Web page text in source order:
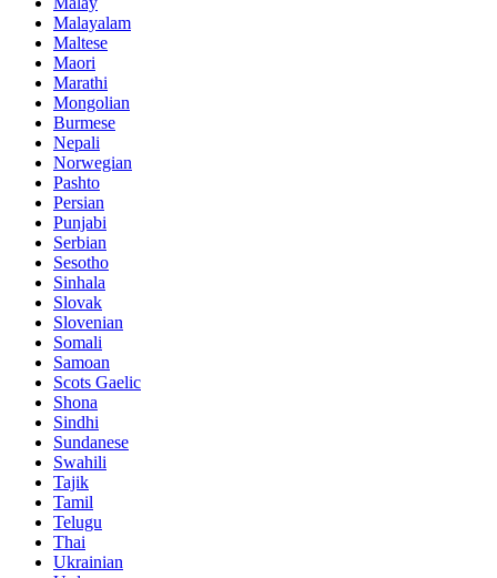
Malayalam
Maltese
Maori
Marathi
Mongolian
Burmese
Nepali
Norwegian
Pashto
Persian
Punjabi
Serbian
Sesotho
Sinhala
Slovak
Slovenian
Somali
Samoan
Scots Gaelic
Shona
Sindhi
Sundanese
Swahili
Tajik
Tamil
Telugu
Thai
Ukrainian